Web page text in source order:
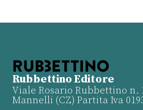
Rubbettino Editore
Viale Rosario Rubbettino n.
Mannelli (CZ) Partita Iva